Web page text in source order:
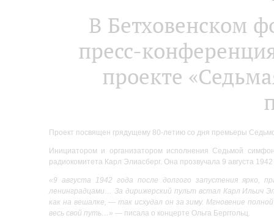
В Бетховенском
пресс-
проекте
Проект посвящен грядущему 80‑летию со дня премьеры
Инициатором и организатором исполнения Седьмой
радиокомитета Карл Элиасберг. Она прозвучала 9 августа
«9 августа 1942 года после долгого запустения ярко,
ленинградцами… За дирижерский пульт встал Карл Ильич
как на вешалке, — так исхудал он за зиму. Мгновение
весь свой путь…» — писала о концерте Ольга Берггольц.